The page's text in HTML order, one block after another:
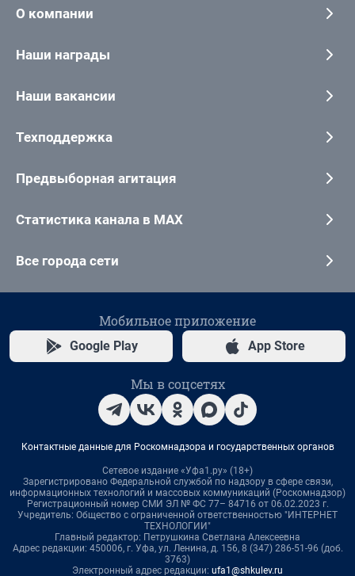
О компании
Наши награды
Наши вакансии
Техподдержка
Предвыборная агитация
Статистика канала в MAX
Все города сети
Мобильное приложение
Google Play App Store
Мы в соцсетях
Контактные данные для Роскомнадзора и государственных органов
Сетевое издание «Уфа1.ру» (18+)
Зарегистрировано Федеральной службой по надзору в сфере связи,
информационных технологий и массовых коммуникаций (Роскомнадзор)
Регистрационный номер СМИ ЭЛ № ФС 77– 84716 от 06.02.2023 г.
Учредитель: Общество с ограниченной ответственностью "ИНТЕРНЕТ
ТЕХНОЛОГИИ"
Главный редактор: Петрушкина Светлана Алексеевна
Адрес редакции: 450006, г. Уфа, ул. Ленина, д. 156, 8 (347) 286-51-96 (доб.
3763)
Электронный адрес редакции: ufa1@shkulev.ru